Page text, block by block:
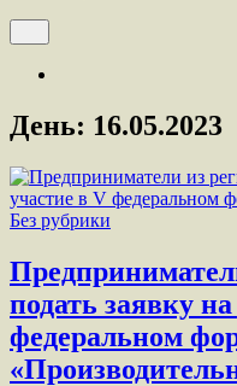
День: 16.05.2023
Без рубрики
подать заявку
федеральном